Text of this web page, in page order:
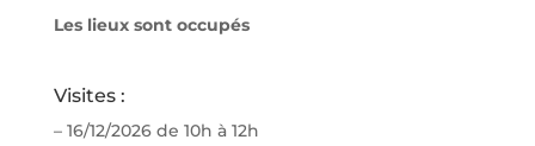
Les lieux sont occupés
Visites :
– 16/12/2026 de 10h à 12h